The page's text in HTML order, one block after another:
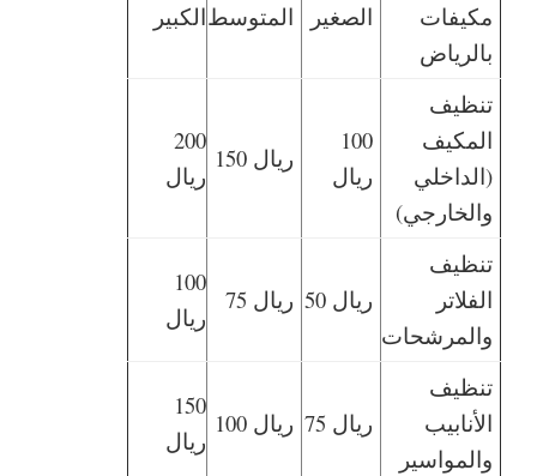
الكبيرالمتوسط
الصغير
مكيفات
بالرياض
200
ريال
150 ريال
100
ريال
تنظيف
المكيف
(الداخلي
والخارجي)
100
ريال
75 ريال 50 ريال
تنظيف
الفلاتر
والمرشحات
150
ريال
100 ريال 75 ريال
تنظيف
الأنابيب
والمواسير